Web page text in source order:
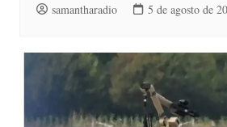
samantharadio 5 de agosto de